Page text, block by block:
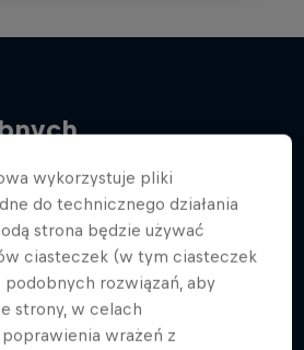
wykorzystuje pliki
do technicznego działania
strona będzie używać
ciasteczek (w tym ciasteczek
rozwiązań, aby
strony, w celach
wrażeń z